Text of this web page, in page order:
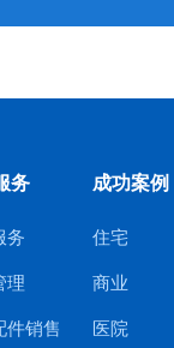
务
务
理
件销售
成功案例
住宅
商业
医院